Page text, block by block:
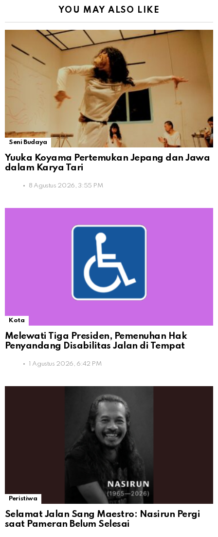
YOU MAY ALSO LIKE
Seni Budaya
Yuuka Koyama Pertemukan Jepang dan Jawa
dalam Karya Tari
8 Agustus 2026, 3:55 PM
Kota
Melewati Tiga Presiden, Pemenuhan Hak
Penyandang Disabilitas Jalan di Tempat
1 Agustus 2026, 6:42 PM
Peristiwa
Selamat Jalan Sang Maestro: Nasirun Pergi
saat Pameran Belum Selesai